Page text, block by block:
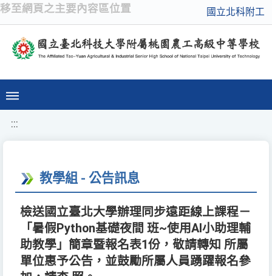
移至網頁之主要內容區位置 國立北科附工
:::
教學組 - 公告訊息
檢送國立臺北大學辦理同步遠距線上課程－
「暑假Python基礎夜間 班~使用AI小助理輔
助教學」簡章暨報名表1份，敬請轉知 所屬
單位惠予公告，並鼓勵所屬人員踴躍報名參